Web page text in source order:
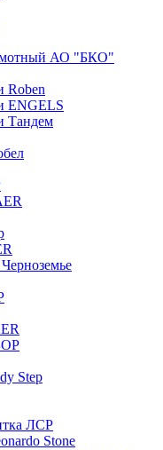
АО "БКО"
Roben
ENGELS
Тандем
Step
ЛСР
Stone